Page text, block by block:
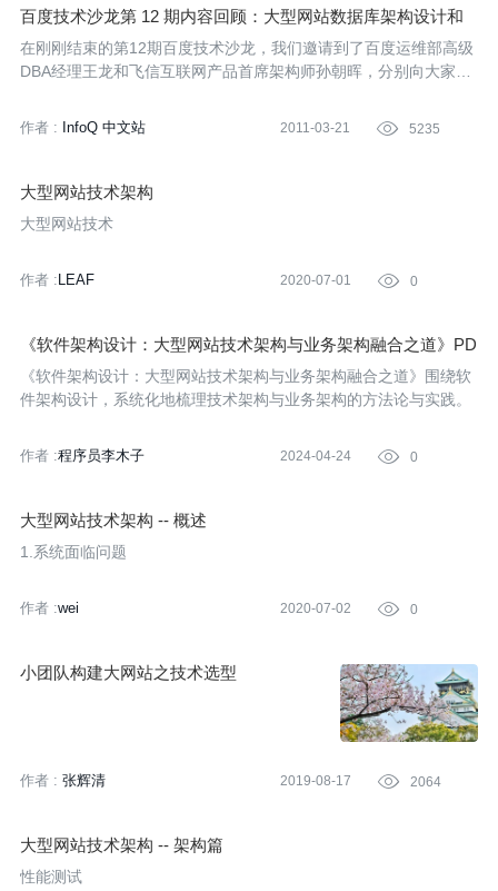
百度技术沙龙第 12 期内容回顾：大型网站数据库架构设计和
性能优化
在刚刚结束的第12期百度技术沙龙，我们邀请到了百度运维部高级
DBA经理王龙和飞信互联网产品首席架构师孙朝晖，分别向大家分
数据存储中的应用的技术话题。本文对这次百度技术沙龙内容做简
作者 : InfoQ 中文站 2011-03-21  5235
大型网站技术架构
大型网站技术
作者 : LEAF 2020-07-01  0
《软件架构设计：大型网站技术架构与业务架构融合之道》PD
《软件架构设计：大型网站技术架构与业务架构融合之道》围绕软
件架构设计，系统化地梳理技术架构与业务架构的方法论与实践。
作者 :程序员李木子 2024-04-24  0
大型网站技术架构 -- 概述
1.系统面临问题
作者 :wei 2020-07-02  0
小团队构建大网站之技术选型
作者 : 张辉清 2019-08-17  2064
大型网站技术架构 -- 架构篇
性能测试